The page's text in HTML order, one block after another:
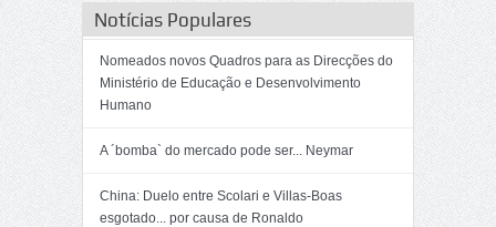
Notícias Populares
Nomeados novos Quadros para as Direcções do
Ministério de Educação e Desenvolvimento
Humano
A ´bomba` do mercado pode ser... Neymar
China: Duelo entre Scolari e Villas-Boas
esgotado... por causa de Ronaldo